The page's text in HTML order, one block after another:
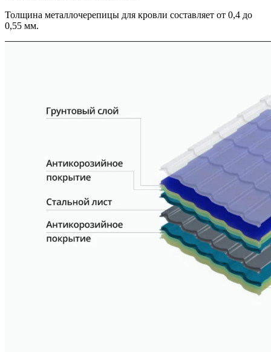
Толщина металлочерепицы для кровли составляет от 0,4 до
0,55 мм.